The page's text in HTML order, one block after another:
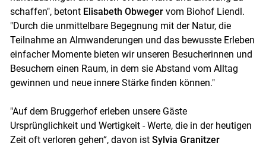
schaffen", betont Elisabeth Obwegervom Biohof Liendl.
"Durch die unmittelbare Begegnung mit der Natur, die
Teilnahme an Almwanderungen und das bewusste Erleben
einfacher Momente bieten wir unseren Besucherinnen und
Besuchern einen Raum, in dem sie Abstand vom Alltag
gewinnen und neue innere Stärke finden können."
"Auf dem Bruggerhof erleben unsere Gäste
Ursprünglichkeit und Wertigkeit - Werte, die in der heutigen
Zeit oft verloren gehen“, davon ist Sylvia Granitzer